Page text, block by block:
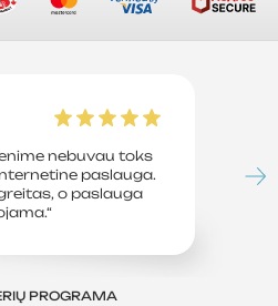
nebuvau toks
paslauga.
o paslauga
PROGRAMA